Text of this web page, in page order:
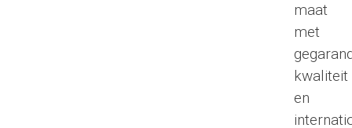
maat
met
kwaliteit
en